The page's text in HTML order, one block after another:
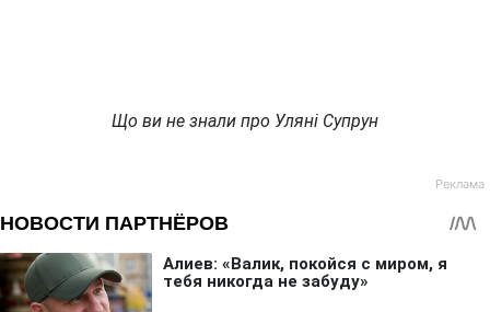
Що ви не знали про Уляні Супрун